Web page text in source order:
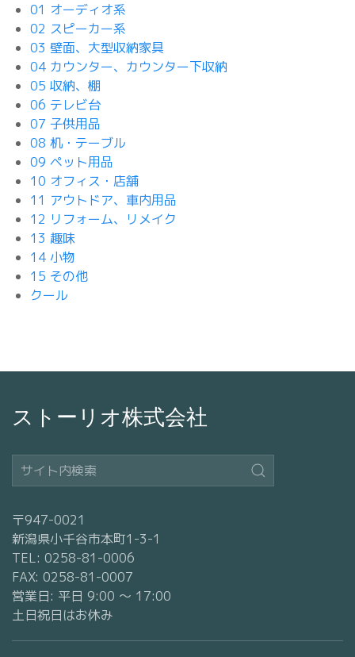
01 オーディオ系
02 スピーカー系
03 壁面、大型収納家具
04 カウンター、カウンター下収納
05 収納、棚
06 テレビ台
07 子供用品
08 机・テーブル
09 ペット用品
10 オフィス・店舗
11 アウトドア、車内用品
12 リフォーム、リメイク
13 趣味
14 小物
15 その他
クール
ストーリオ株式会社
〒947-0021
新潟県小千谷市本町1-3-1
TEL: 0258-81-0006
FAX: 0258-81-0007
営業日: 平日 9:00 〜 17:00
土日祝日はお休み